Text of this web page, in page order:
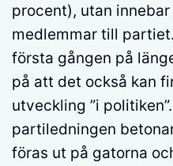
procent), utan
medlemmar till
första gången på
på att det också kan
utveckling ”i
partiledningen
föras ut på gatorna